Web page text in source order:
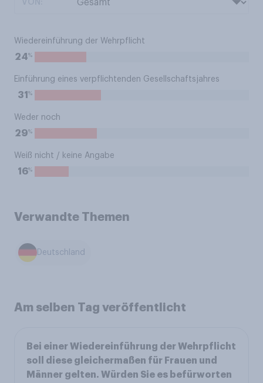
Wiedereinführung der Wehrpflicht
24%
Einführung eines verpflichtenden Gesellschaftsjahres
31 %
Weder noch
29%
Weiß nicht / keine Angabe
16%
Verwandte Themen
Deutschland
Am selben Tag veröffentlicht
Bei einer Wiedereinführung der Wehrpflicht
soll diese gleichermaßen für Frauen und
Männer gelten. Würden Sie es befürworten